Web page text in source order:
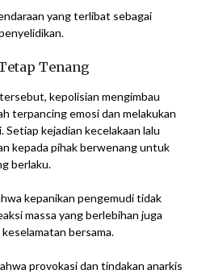
yang terlibat sebagai
Tenang
kepolisian mengimbau
terpancing emosi dan melakukan
Setiap kejadian kecelakaan lalu
kepada pihak berwenang untuk
berlaku.
kepanikan pengemudi tidak
massa yang berlebihan juga
bersama.
provokasi dan tindakan anarkis